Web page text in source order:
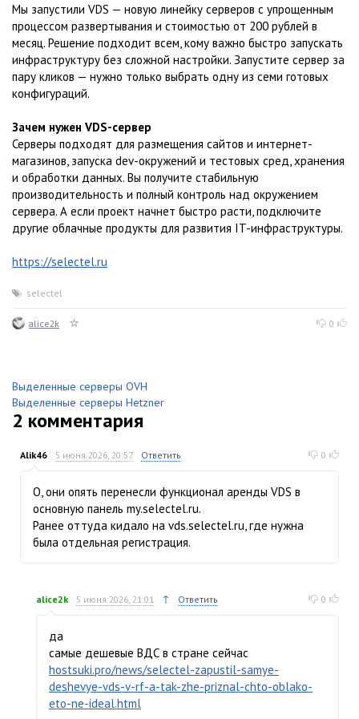
Мы запустили VDS — новую линейку серверов с упрощенным
процессом развертывания и стоимостью от 200 рублей в
месяц. Решение подходит всем, кому важно быстро запускать
инфраструктуру без сложной настройки. Запустите сервер за
пару кликов — нужно только выбрать одну из семи готовых
конфигураций.
Зачем нужен VDS-сервер
Серверы подходят для размещения сайтов и интернет-
магазинов, запуска dev-окружений и тестовых сред, хранения
и обработки данных. Вы получите стабильную
производительность и полный контроль над окружением
сервера. А если проект начнет быстро расти, подключите
другие облачные продукты для развития IT-инфраструктуры.
https://selectel.ru
selectel
alice2k 0
Выделенные серверы OVH
Выделенные серверы Hetzner
2 комментария
Alik46 5 июня 2026, 20:57 0
Ответить
О, они опять перенесли функционал аренды VDS в
основную панель my.selectel.ru.
Ранее оттуда кидало на vds.selectel.ru, где нужна
была отдельная регистрация.
alice2k 5 июня 2026, 21:01 ↑ 0
Ответить
да
самые дешевые ВДС в стране сейчас
hostsuki.pro/news/selectel-zapustil-samye-
deshevye-vds-v-rf-a-tak-zhe-priznal-chto-oblako-
eto-ne-ideal.html